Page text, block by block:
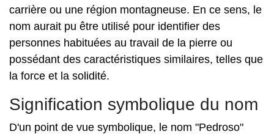
carrière ou une région montagneuse. En ce sens, le
nom aurait pu être utilisé pour identifier des
personnes habituées au travail de la pierre ou
possédant des caractéristiques similaires, telles que
la force et la solidité.
Signification symbolique du nom
D'un point de vue symbolique, le nom "Pedroso"